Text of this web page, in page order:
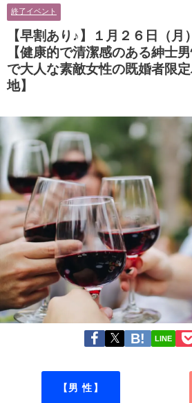
に余裕のある健康的なオシャレ男
性と美容好きで優しさのある大人
女性の既婚者限定ビッグパーティ
ー♪＠池袋】
ティ
終了イベント
【早割あり♪】１月２６日（月
【健康的で清潔感のある紳士
で大人な素敵女性の既婚者限
地】
LINE
【男 性】